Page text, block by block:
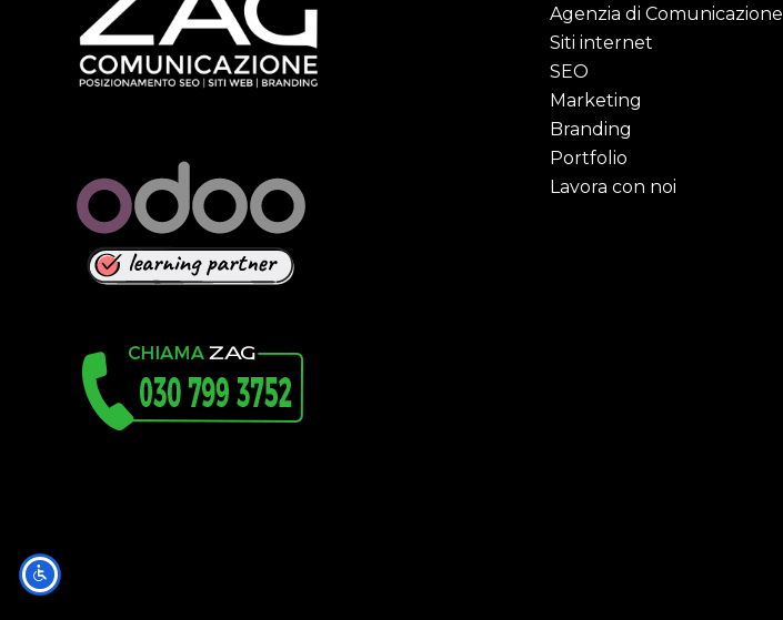
Agenzia di Comunicazione
Siti internet
SEO
Marketing
Branding
Portfolio
Lavora con noi